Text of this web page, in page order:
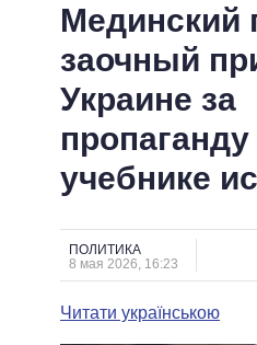
СОБЫТИЯ
СТАТЬИ
ОБЗОРЫ
ДАЙДЖЕСТЫ
ПРЕЗИДЕНТ И ОФИС
ВЕРХОВНАЯ РАДА
КАБИНЕТ
МЭРЫ
ВСЕ ПЕРСОНЫ
Мединский
заочный
Украине за
пропаганду
учебнике
ПОЛИТИКА
8 мая 2026, 16:23
Читати українською